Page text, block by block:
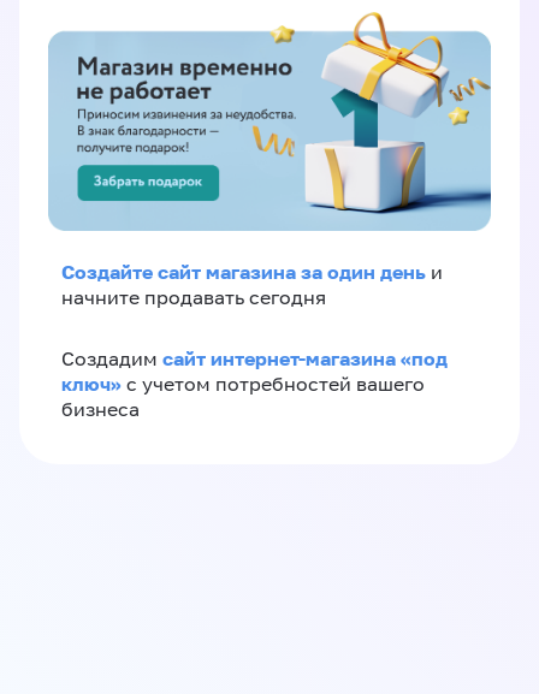
Создайте сайт магазина за один день и
начните продавать сегодня
Создадим сайт интернет-магазина «под
ключ» с учетом потребностей вашего
бизнеса